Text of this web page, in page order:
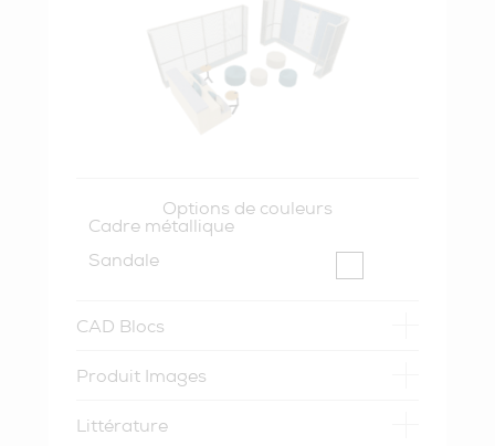
Options de couleurs
Cadre métallique
Sandale
CAD Blocs
Produit Images
Littérature